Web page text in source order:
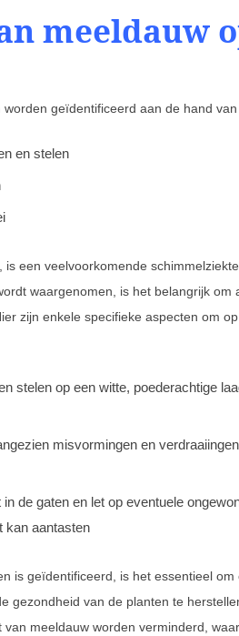
meeldauw
geïdentificeerd aan de hand
en stelen
een veelvoorkomende
waargenomen, is het belangrijk
zijn enkele specifieke aspecten om
stelen op een witte, poederachtige
misvormingen en
de gaten en let op eventuele
kan aantasten
is geïdentificeerd, is het essentieel
gezondheid van de planten te
meeldauw worden verminderd,